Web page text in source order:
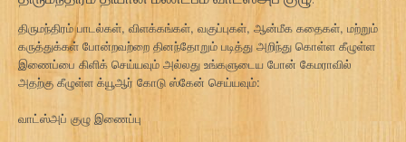
திருமந்திரம் பாடல்கள், விளக்கங்கள், வகுப்புகள், ஆன்மீக கதைகள், மற்றும்
கருத்துக்கள் போன்றவற்றை தினந்தோறும் படித்து அறிந்து கொள்ள கீழுள்ள
இணைப்பை கிளிக் செய்யவும் அல்லது உங்களுடைய போன் கேமராவில்
அதற்கு கீழுள்ள க்யூஆர் கோடு ஸ்கேன் செய்யவும்:
வாட்ஸ்அப் குழு இணைப்பு